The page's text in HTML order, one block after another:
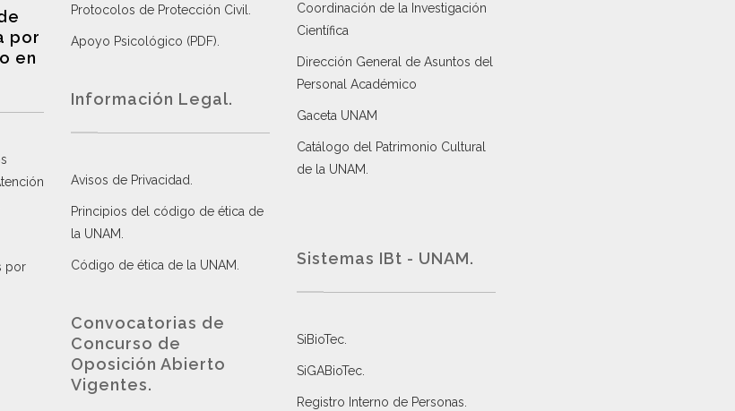
por
en
por
Protocolos de Protección Civil
Apoyo Psicológico (PDF)
Información Legal.
Avisos de Privacidad
Principios del código de ética de
la UNAM
Código de ética de la UNAM
Convocatorias de
Concurso de
Oposición Abierto
Vigentes.
Coordinación de la Investigación
Científica
Dirección General de Asuntos del
Personal Académico
Gaceta UNAM
Catálogo del Patrimonio Cultural
de la UNAM.
Sistemas IBt - UNAM.
SiBioTec
SiGABioTec.
Registro Interno de Personas